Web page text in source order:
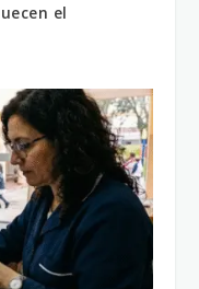
el